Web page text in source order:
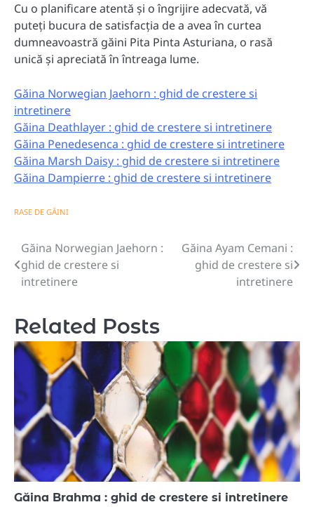
Cu o planificare atentă și o îngrijire adecvată, vă
puteți bucura de satisfacția de a avea în curtea
dumneavoastră găini Pita Pinta Asturiana, o rasă
unică și apreciată în întreaga lume.
Găina Norwegian Jaehorn : ghid de crestere si
intretinere
Găina Deathlayer : ghid de crestere si intretinere
Găina Penedesenca : ghid de crestere si intretinere
Găina Marsh Daisy : ghid de crestere si intretinere
Găina Dampierre : ghid de crestere si intretinere
RASE DE GĂINI
Navigare
în
Găina Norwegian Jaehorn :
ghid de crestere si
intretinere
Găina Ayam Cemani :
ghid de crestere si
intretinere
Related Posts
Găina Brahma : ghid de crestere si intretinere